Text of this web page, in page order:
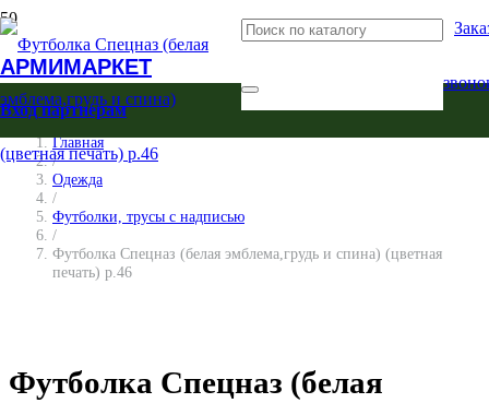
АРМИМАРКЕТ
Вход партнерам
Главная
/
Одежда
/
Футболки, трусы с надписью
/
Футболка Спецназ (белая эмблема,грудь и спина) (цветная
печать) р.46
Футболка Спецназ (белая